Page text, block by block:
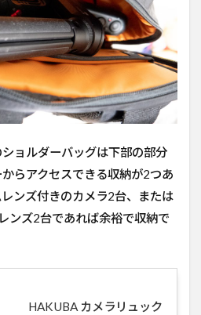
ョルダーバッグは下部の部分
らアクセスできる収納が2つあ
ンズ付きのカメラ2台、または
ンズ2台であれば余裕で収納で
HAKUBA カメラリュック